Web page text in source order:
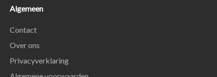
Algemeen
Contact
Over ons
Privacyverklaring